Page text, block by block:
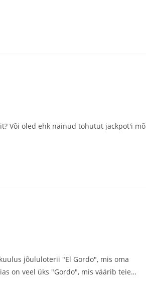
Või oled ehk näinud tohutut jackpot'i
jõululoterii "El Gordo", mis oma
on veel üks "Gordo", mis väärib teie…